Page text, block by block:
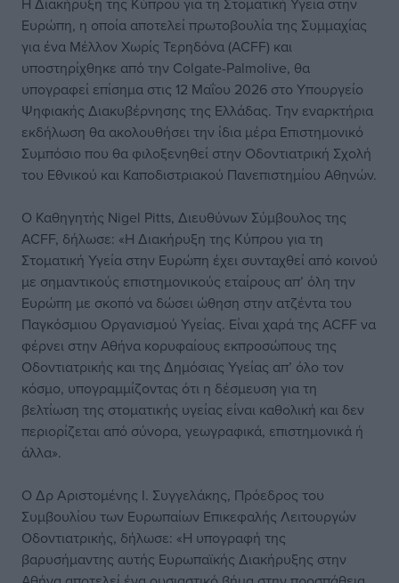
Ευρώπη, η οποία αποτελεί πρωτοβουλία της Συμμαχίας
για ένα Μέλλον Χωρίς Τερηδόνα (ACFF) και
υποστηρίχθηκε από την Colgate-Palmolive, θα
υπογραφεί επίσημα στις 12 Μαΐου 2026 στο Υπουργείο
Ψηφιακής Διακυβέρνησης της Ελλάδας. Την εναρκτήρια
εκδήλωση θα ακολουθήσει την ίδια μέρα Επιστημονικό
Συμπόσιο που θα φιλοξενηθεί στην Οδοντιατρική Σχολή
του Εθνικού και Καποδιστριακού Πανεπιστημίου Αθηνών.
Ο Καθηγητής Nigel Pitts, Διευθύνων Σύμβουλος της
ACFF, δήλωσε: «Η Διακήρυξη της Κύπρου για τη
Στοματική Υγεία στην Ευρώπη έχει συνταχθεί από κοινού
με σημαντικούς επιστημονικούς εταίρους απ’ όλη την
Ευρώπη με σκοπό να δώσει ώθηση στην ατζέντα του
Παγκόσμιου Οργανισμού Υγείας. Είναι χαρά της ACFF να
φέρνει στην Αθήνα κορυφαίους εκπροσώπους της
Οδοντιατρικής και της Δημόσιας Υγείας απ’ όλο τον
κόσμο, υπογραμμίζοντας ότι η δέσμευση για τη
βελτίωση της στοματικής υγείας είναι καθολική και δεν
περιορίζεται από σύνορα, γεωγραφικά, επιστημονικά ή
άλλα».
Ο Δρ Αριστομένης Ι. Συγγελάκης, Πρόεδρος του
Συμβουλίου των Ευρωπαίων Επικεφαλής Λειτουργών
Οδοντιατρικής, δήλωσε: «Η υπογραφή της
βαρυσήμαντης αυτής Ευρωπαϊκής Διακήρυξης στην